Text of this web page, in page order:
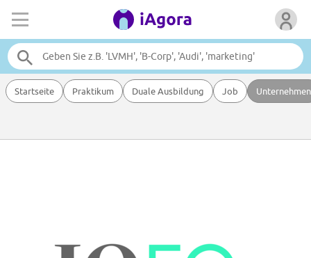
Startseite Praktikum Duale Ausbildung Job Unternehmen